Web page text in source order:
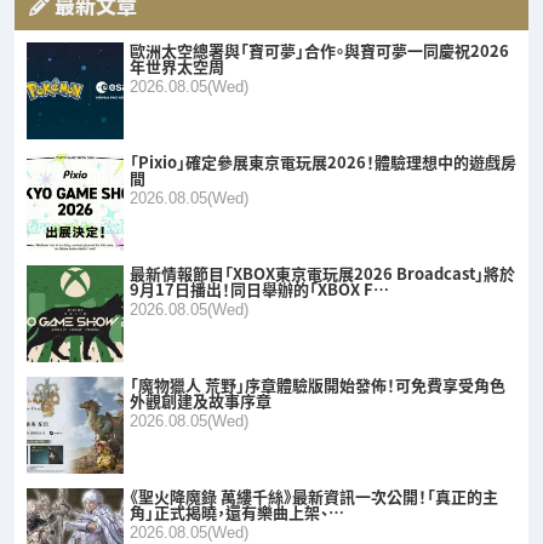
歐洲太空總署與「寶可夢」合作。與寶可夢一同慶祝2026
年世界太空周
2026.08.05(Wed)
「Pixio」確定參展東京電玩展2026！體驗理想中的遊戲房
間
2026.08.05(Wed)
最新情報節目「XBOX東京電玩展2026 Broadcast」將於
9月17日播出！同日舉辦的「XBOX F…
2026.08.05(Wed)
「魔物獵人 荒野」序章體驗版開始發佈！可免費享受角色
外觀創建及故事序章
2026.08.05(Wed)
《聖火降魔錄 萬縷千絲》最新資訊一次公開！「真正的主
角」正式揭曉，還有樂曲上架、…
2026.08.05(Wed)